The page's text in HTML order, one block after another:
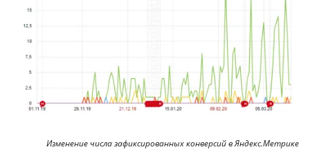
Изменение числа зафиксированных конверсий в Яндекс.Метрике